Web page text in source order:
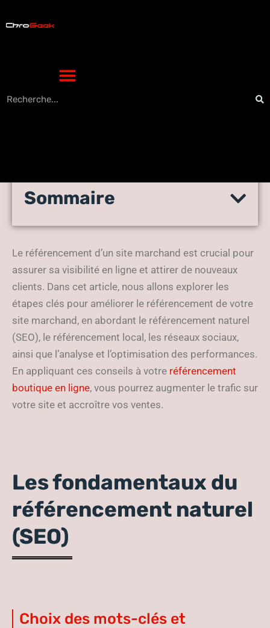
marchand sur le Web ?
Sommaire
Le référencement d’un site marchand est crucial pour
assurer sa visibilité en ligne et attirer de nouveaux
clients. Dans cet article, nous allons explorer les
étapes clés pour améliorer le référencement de votre
site marchand, en abordant le référencement naturel
(SEO), le référencement local, les réseaux sociaux,
ainsi que l’analyse et l’optimisation des performances.
En appliquant ces conseils à votre référencement
boutique en ligne, vous pourrez augmenter le trafic sur
votre site et accroître vos ventes.
Les fondamentaux du
référencement naturel
(SEO)
Choix des mots-clés et